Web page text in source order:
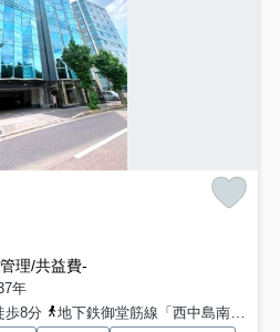
管理/共益費-
年
歩8分
地下鉄御堂筋線「西中島南方」駅 徒歩10分